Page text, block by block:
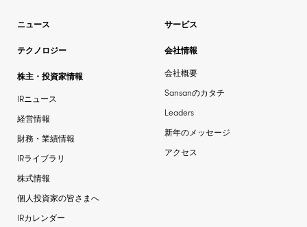
ニュース サービス
テクノロジー
会社情報
会社概要
Sansanのカタチ
Leaders
新年のメッセージ
アクセス
株主・投資家情報
IRニュース
経営情報
財務・業績情報
IRライブラリ
株式情報
個人投資家の皆さまへ
IRカレンダー